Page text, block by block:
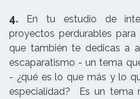
4.
En tu estudio de
proyectos perdurables
que también te dedicas a
escaparatismo - un tema
- ¿qué es lo que más y lo
especialidad? Es un tema